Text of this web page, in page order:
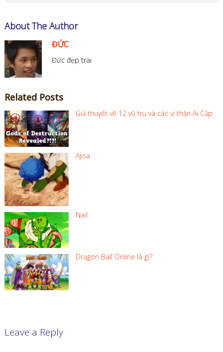
About The Author
ĐỨC
Đức đẹp trai
Related Posts
Giả thuyết về 12 vũ trụ và các vị thần Ai Cập
Ajisa
Nail
Dragon Ball Online là gì?
Leave a Reply